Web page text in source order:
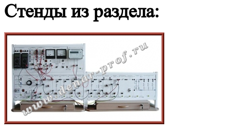
Стенды из раздела: